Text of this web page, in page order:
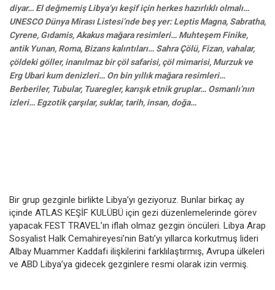
diyar… El değmemiş Libya’yı keşif için herkes hazırlıklı olmalı…
UNESCO Dünya Mirası Listesi’nde beş yer: Leptis Magna, Sabratha,
Cyrene, Gıdamis, Akakus mağara resimleri… Muhteşem Finike,
antik Yunan, Roma, Bizans kalıntıları… Sahra Çölü, Fizan, vahalar,
çöldeki göller, inanılmaz bir çöl safarisi, çöl mimarisi, Murzuk ve
Erg Ubari kum denizleri… On bin yıllık mağara resimleri…
Berberiler, Tubular, Tuaregler, karışık etnik gruplar… Osmanlı’nın
izleri… Egzotik çarşılar, suklar, tarih, insan, doğa…
Bir grup gezginle birlikte Libya’yı geziyoruz. Bunlar birkaç ay
içinde ATLAS KEŞİF KULÜBÜ için gezi düzenlemelerinde görev
yapacak FEST TRAVEL’ın iflah olmaz gezgin öncüleri. Libya Arap
Sosyalist Halk Cemahireyesi’nin Batı’yı yıllarca korkutmuş lideri
Albay Muammer Kaddafi ilişkilerini farklılaştırmış, Avrupa ülkeleri
ve ABD Libya’ya gidecek gezginlere resmi olarak izin vermiş.